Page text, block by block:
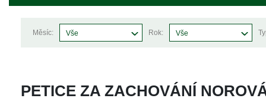
Měsíc: Vše Rok: Vše
PETICE ZA ZACHOVÁNÍ